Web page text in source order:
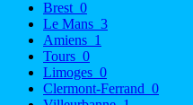
Brest 0
Le Mans 3
Amiens 1
Tours 0
Limoges 0
Clermont-Ferrand 0